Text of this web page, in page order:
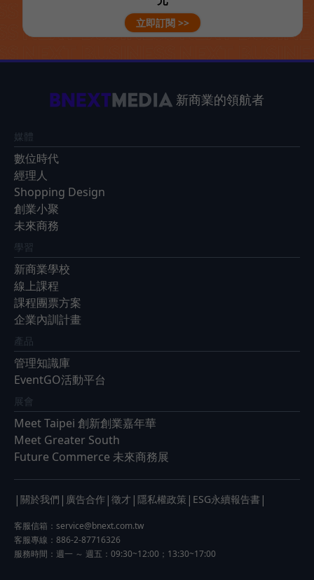
立即訂閱 >>
新商業的領航者
媒體
數位時代
經理人
Shopping Design
創業小聚
未來商務
學習
新商業學校
線上課程
課程團票方案
企業內訓計畫
產品
管理知識庫
EventGO活動平台
展會
Meet Taipei 創新創業嘉年華
Meet Greater South
Future Commerce 未來商務展
| 關於我們 | 廣告合作 | 徵才 | 隱私權政策 | ESG永續報告書 |
客服信箱： service@bnext.com.tw
客服專線：886-2-87716326
服務時間：週一 ～ 週五：09:30~12:00；13:30~17:00